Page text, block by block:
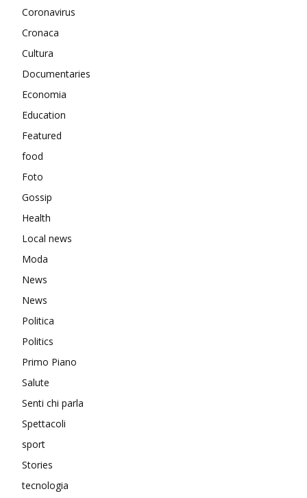
Coronavirus
Cronaca
Cultura
Documentaries
Economia
Education
Featured
food
Foto
Gossip
Health
Local news
Moda
News
News
Politica
Politics
Primo Piano
Salute
Senti chi parla
Spettacoli
sport
Stories
tecnologia